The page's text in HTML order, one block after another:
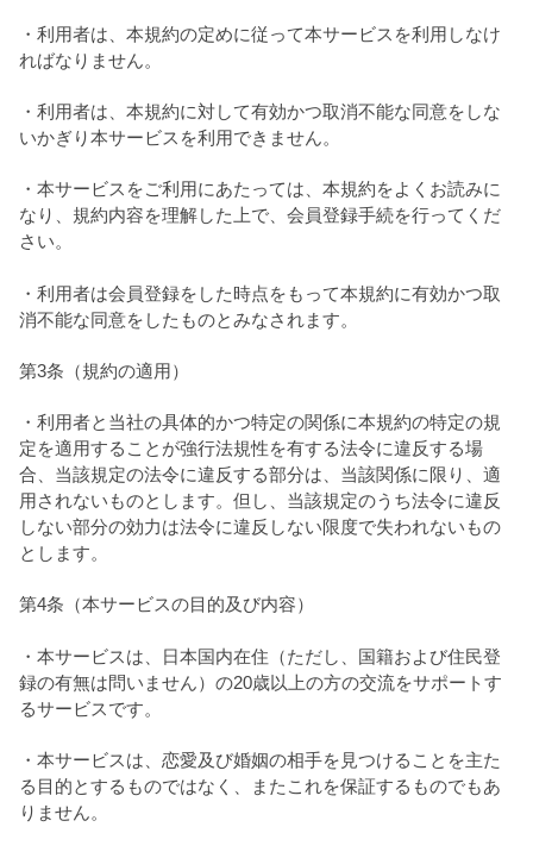
・利用者は、本規約の定めに従って本サービスを利用しなけ
ればなりません。
・利用者は、本規約に対して有効かつ取消不能な同意をしな
いかぎり本サービスを利用できません。
・本サービスをご利用にあたっては、本規約をよくお読みに
なり、規約内容を理解した上で、会員登録手続を行ってくだ
さい。
・利用者は会員登録をした時点をもって本規約に有効かつ取
消不能な同意をしたものとみなされます。
第3条（規約の適用）
・利用者と当社の具体的かつ特定の関係に本規約の特定の規
定を適用することが強行法規性を有する法令に違反する場
合、当該規定の法令に違反する部分は、当該関係に限り、適
用されないものとします。但し、当該規定のうち法令に違反
しない部分の効力は法令に違反しない限度で失われないもの
とします。
第4条（本サービスの目的及び内容）
・本サービスは、日本国内在住（ただし、国籍および住民登
録の有無は問いません）の20歳以上の方の交流をサポートす
るサービスです。
・本サービスは、恋愛及び婚姻の相手を見つけることを主た
る目的とするものではなく、またこれを保証するものでもあ
りません。